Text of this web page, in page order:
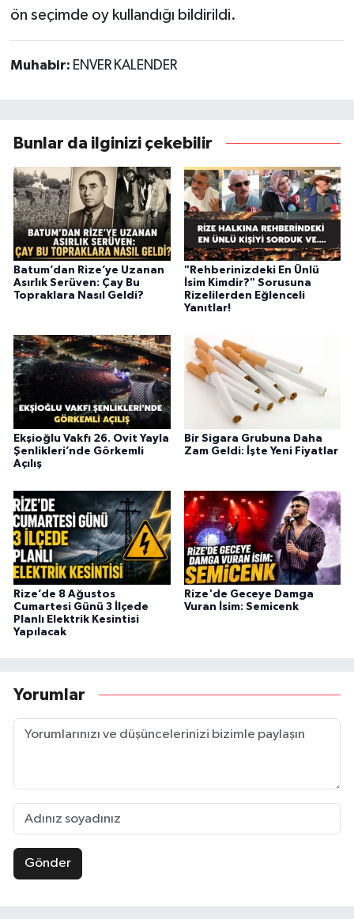
ön seçimde oy kullandığı bildirildi.
Muhabir: ENVER KALENDER
Bunlar da ilginizi çekebilir
Batum’dan Rize’ye Uzanan
Asırlık Serüven: Çay Bu
Topraklara Nasıl Geldi?
"Rehberinizdeki En Ünlü
İsim Kimdir?" Sorusuna
Rizelilerden Eğlenceli
Yanıtlar!
Ekşioğlu Vakfı 26. Ovit Yayla
Şenlikleri’nde Görkemli
Açılış
Bir Sigara Grubuna Daha
Zam Geldi: İşte Yeni Fiyatlar
Rize’de 8 Ağustos
Cumartesi Günü 3 İlçede
Planlı Elektrik Kesintisi
Yapılacak
Rize'de Geceye Damga
Vuran İsim: Semicenk
Yorumlar
Gönder